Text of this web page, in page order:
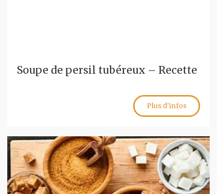
Soupe de persil tubéreux – Recette
Plus d'infos